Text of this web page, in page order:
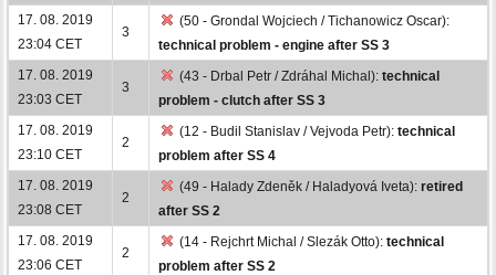
17. 08. 2019
23:04 CET
3
(50 - Grondal Wojciech / Tichanowicz Oscar):
technical problem - engine after SS 3
17. 08. 2019
23:03 CET
3
(43 - Drbal Petr / Zdráhal Michal): technical
problem - clutch after SS 3
17. 08. 2019
23:10 CET
2
(12 - Budil Stanislav / Vejvoda Petr): technical
problem after SS 4
17. 08. 2019
23:08 CET
2
(49 - Halady Zdeněk / Haladyová Iveta): retired
after SS 2
17. 08. 2019
23:06 CET
2
(14 - Rejchrt Michal / Slezák Otto): technical
problem after SS 2